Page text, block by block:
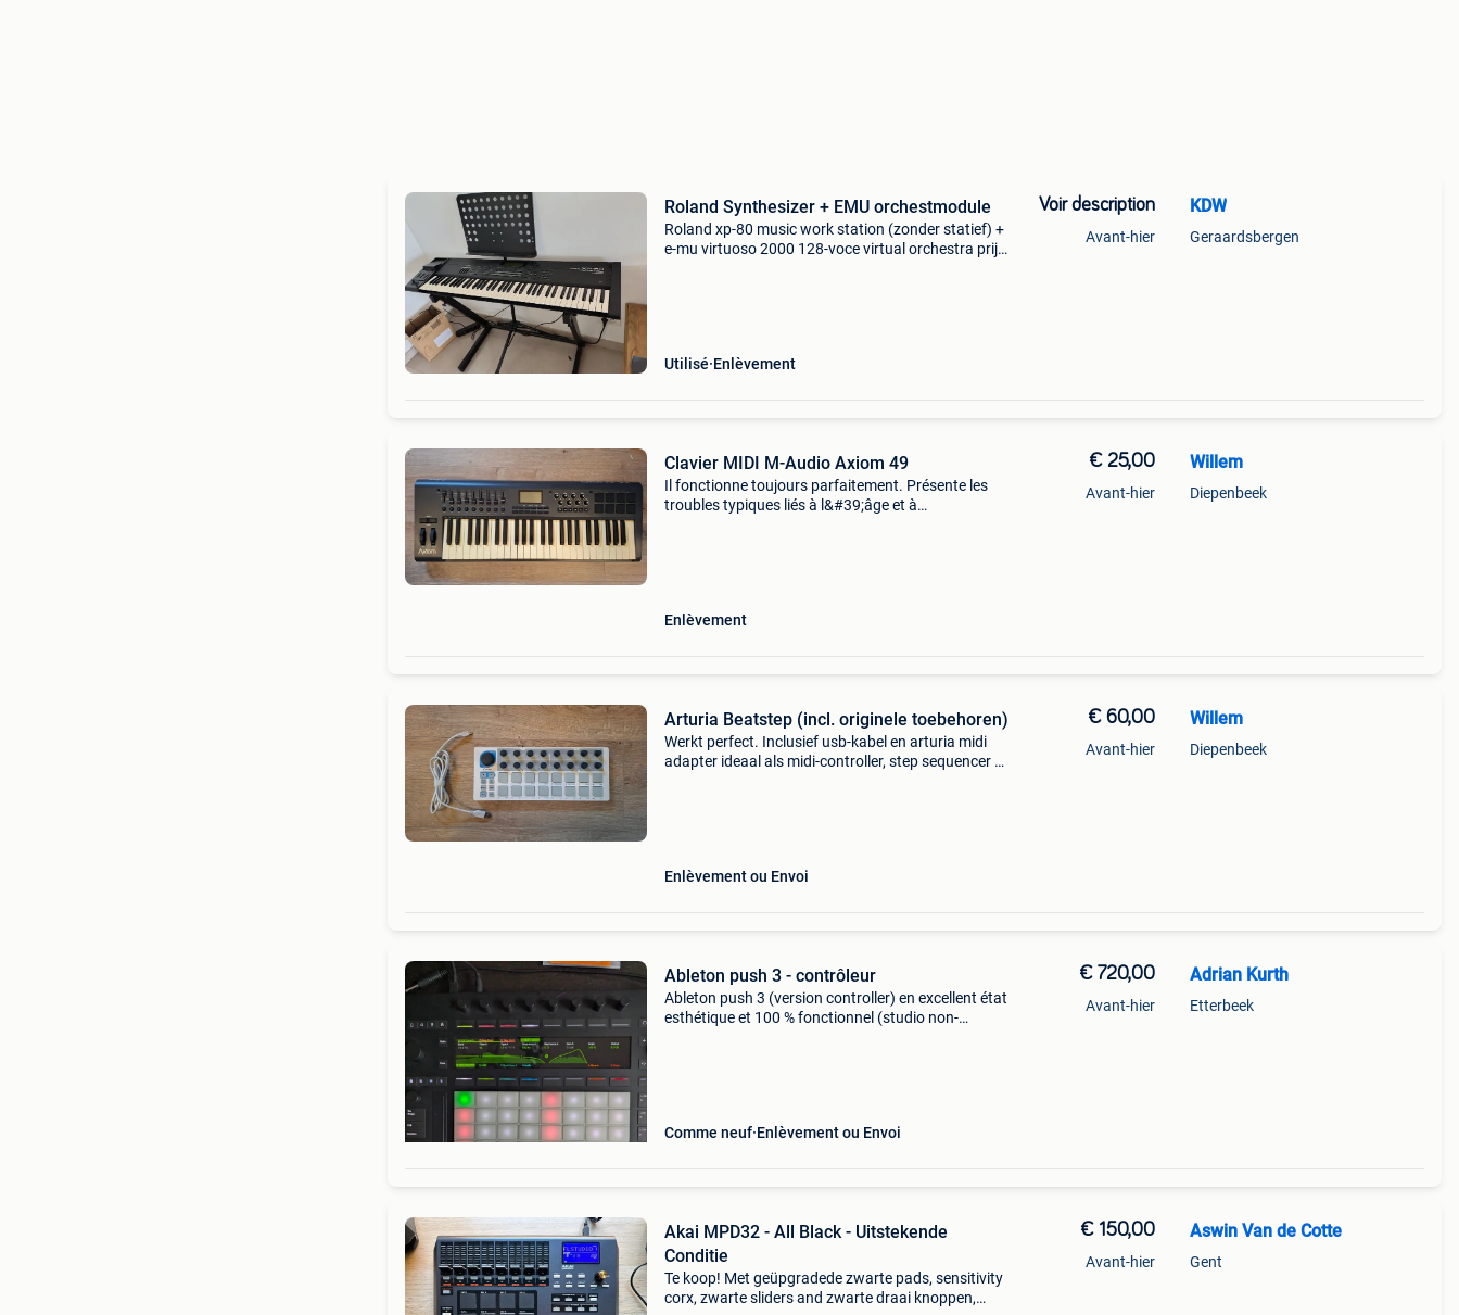
Roland Synthesizer + EMU orchestmodule
Roland xp-80 music work station (zonder statief) +
e-mu virtuoso 2000 128-voce virtual orchestra prijs
Utilisé Enlèvement
Voir description
Avant-hier
KDW
Geraardsbergen
Clavier MIDI M-Audio Axiom 49
Il fonctionne toujours parfaitement. Présente les
troubles typiques liés à l&#39;âge et à
Enlèvement
€ 25,00
Avant-hier
Willem
Diepenbeek
Arturia Beatstep (incl. originele toebehoren)
Werkt perfect. Inclusief usb-kabel en arturia midi
adapter ideaal als midi-controller, step sequencer of
Enlèvement ou Envoi
€ 60,00
Avant-hier
Willem
Diepenbeek
Ableton push 3 - contrôleur
Ableton push 3 (version controller) en excellent état
esthétique et 100 % fonctionnel (studio non-
Comme neuf Enlèvement ou Envoi
€ 720,00
Avant-hier
Adrian Kurth
Etterbeek
Akai MPD32 - All Black - Uitstekende
Conditie
Te koop! Met geüpgradede zwarte pads, sensitivity
corx, zwarte sliders and zwarte draai knoppen,
€ 150,00
Avant-hier
Aswin Van de Cotte
Gent